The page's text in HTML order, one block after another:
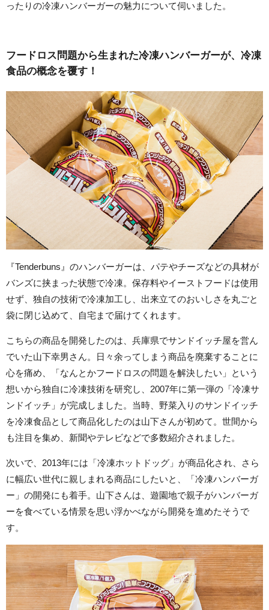
ったりの冷凍ハンバーガーの魅力について伺いました。
フードロス問題から生まれた冷凍ハンバーガーが、冷凍
食品の概念を覆す！
『Tenderbuns』のハンバーガーは、パテやチーズなどの具材が
バンズに挟まった状態で冷凍。保存料やイーストフードは使用
せず、独自の技術で冷凍加工し、出来立てのおいしさを丸ごと
袋に閉じ込めて、自宅まで届けてくれます。
こちらの商品を開発したのは、兵庫県でサンドイッチ屋を営ん
でいた山下幸男さん。日々余ってしまう商品を廃棄することに
心を痛め、「なんとかフードロスの問題を解決したい」という
想いから独自に冷凍技術を研究し、2007年に第一弾の「冷凍サ
ンドイッチ」が完成しました。当時、野菜入りのサンドイッチ
を冷凍食品として商品化したのは山下さんが初めて。世間から
も注目を集め、新聞やテレビなどで多数紹介されました。
次いで、2013年には「冷凍ホットドッグ」が商品化され、さら
に幅広い世代に親しまれる商品にしたいと、「冷凍ハンバーガ
ー」の開発にも着手。山下さんは、遊園地で親子がハンバーガ
ーを食べている情景を思い浮かべながら開発を進めたそうで
す。